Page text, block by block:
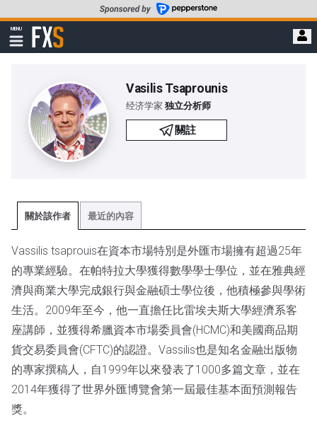
至
要
MENU
顯
示
FXStreet
Vasilis Tsaprounis
经济学家 独立分析师
關註
關於該作者 最近的內容
Vassilis tsaprouis在資本市場特別是外匯市場擁有超過25年
的專業經驗。在帕特拉大學獲得數學學士學位，並在雅典經
濟與商業大學完成銀行與金融碩士學位後，他積極參與學術
生活。2009年至今，他一直擔任比雷埃夫斯大學經濟系客
座講師，並獲得希臘資本市場委員會(HCMC)和美國商品期
貨交易委員會(CFTC)的認證。Vassilis也是知名金融出版物
的專家撰稿人，自1999年以來發表了1000多篇文章，並在
2014年獲得了世界外匯博覽會第一屆最佳基本面預測報告
獎。